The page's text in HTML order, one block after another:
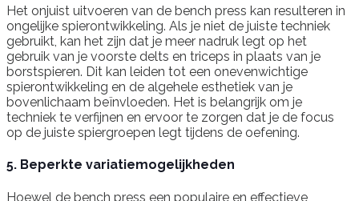
Het onjuist uitvoeren van de bench press kan resulteren in
ongelijke spierontwikkeling. Als je niet de juiste techniek
gebruikt, kan het zijn dat je meer nadruk legt op het
gebruik van je voorste delts en triceps in plaats van je
borstspieren. Dit kan leiden tot een onevenwichtige
spierontwikkeling en de algehele esthetiek van je
bovenlichaam beïnvloeden. Het is belangrijk om je
techniek te verfijnen en ervoor te zorgen dat je de focus
op de juiste spiergroepen legt tijdens de oefening.
5. Beperkte variatiemogelijkheden
Hoewel de bench press een populaire en effectieve